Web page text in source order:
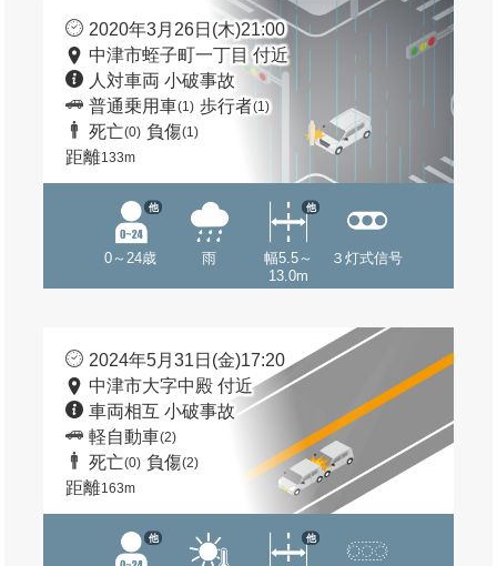
2020年3月26日(木)21:00
中津市蛭子町一丁目 付近
人対車両 小破事故
普通乗用車(1) 歩行者(1)
死亡(0) 負傷(1)
距離133m
0～24歳
他
雨
幅5.5～
13.0m
他
３灯式信号
2024年5月31日(金)17:20
中津市大字中殿 付近
車両相互 小破事故
軽自動車(2)
死亡(0) 負傷(2)
距離163m
他 他